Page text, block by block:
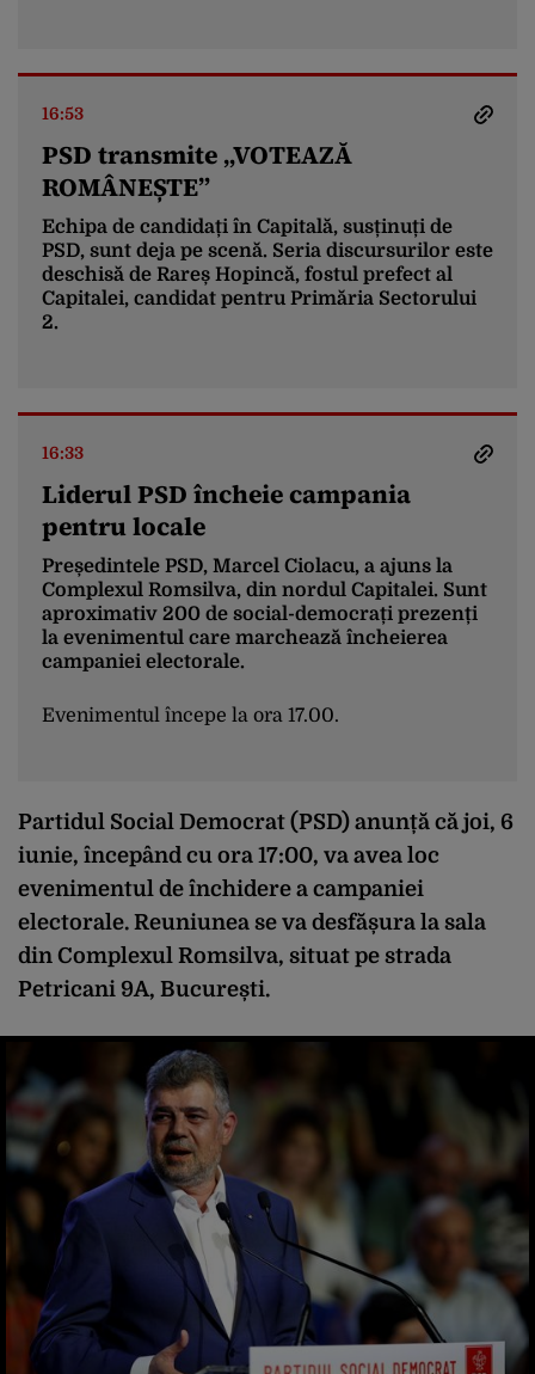
16:53
PSD transmite „VOTEAZĂ
ROMÂNEȘTE”
Echipa de candidați în Capitală, susținuți de
PSD, sunt deja pe scenă. Seria discursurilor este
deschisă de Rareș Hopincă, fostul prefect al
Capitalei, candidat pentru Primăria Sectorului
2.
16:33
Liderul PSD încheie campania
pentru locale
Președintele PSD, Marcel Ciolacu, a ajuns la
Complexul Romsilva, din nordul Capitalei. Sunt
aproximativ 200 de social-democrați prezenți
la evenimentul care marchează încheierea
campaniei electorale.
Evenimentul începe la ora 17.00.
Partidul Social Democrat (PSD) anunță că joi, 6
iunie, începând cu ora 17:00, va avea loc
evenimentul de închidere a campaniei
electorale. Reuniunea se va desfășura la sala
din Complexul Romsilva, situat pe strada
Petricani 9A, București.